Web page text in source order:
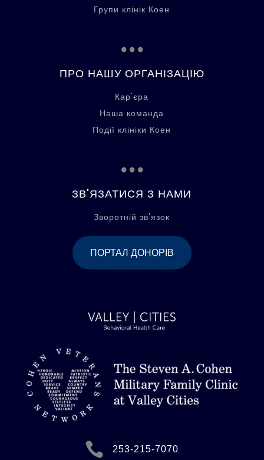
Групи клінік Коен
...
ПРО НАШУ ОРГАНІЗАЦІЮ
Кар'єра
Наша команда
Події клініки Коен
...
ЗВ'ЯЗАТИСЯ З НАМИ
Зворотній зв'язок
ПОРТАЛ ДОНОРІВ
 253-215-7070